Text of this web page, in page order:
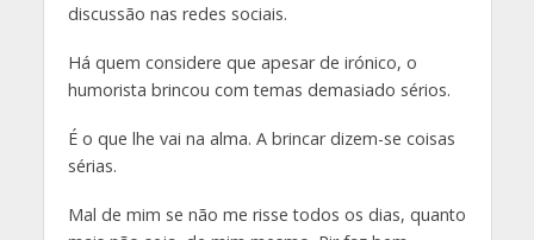
discussão nas redes sociais.
Há quem considere que apesar de irónico, o
humorista brincou com temas demasiado sérios.
É o que lhe vai na alma. A brincar dizem-se coisas
sérias.
Mal de mim se não me risse todos os dias, quanto